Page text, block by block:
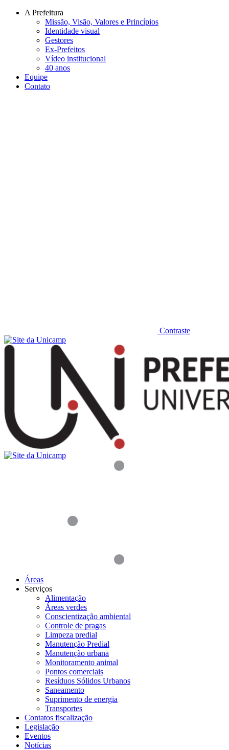
Conteúdo principal
A Prefeitura
Missão, Visão, Valores e Princípios
Identidade visual
Gestores
Ex-Prefeitos
Vídeo institucional
40 anos
Equipe
Contato
Contraste
Áreas
Serviços
Alimentação
Áreas verdes
Conscientização ambiental
Controle de pragas
Limpeza predial
Manutenção Predial
Manutenção urbana
Monitoramento animal
Pontos comerciais
Resíduos Sólidos Urbanos
Saneamento
Suprimento de energia
Transportes
Contatos fiscalização
Legislação
Eventos
Notícias